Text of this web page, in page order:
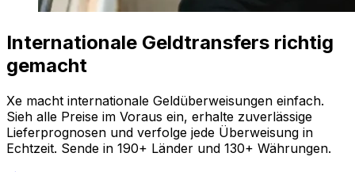
Internationale Geldtransfers richtig
gemacht
Xe macht internationale Geldüberweisungen einfach.
Sieh alle Preise im Voraus ein, erhalte zuverlässige
Lieferprognosen und verfolge jede Überweisung in
Echtzeit. Sende in 190+ Länder und 130+ Währungen.